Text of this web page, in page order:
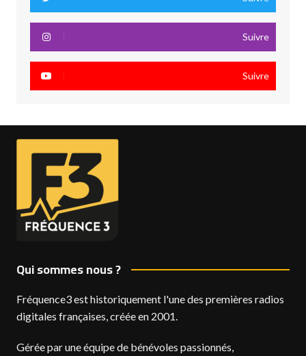
Suivre
Suivre
Qui sommes nous ?
Fréquence3 est historiquement l'une des premières radios
digitales françaises, créée en 2001.
Gérée par une équipe de bénévoles passionnés,